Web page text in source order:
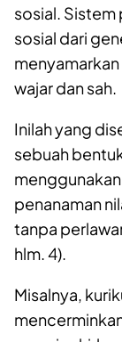
sosial.
sosial dari
wajar dan sah.
Inilah yang
sebuah
penanaman
tanpa
hlm. 4).
Misalnya,